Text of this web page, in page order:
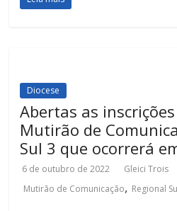
Diocese
Abertas as
Mutirão de
Sul 3 que ocorrerá
6 de outubro de 2022 Gleici Trois
Mutirão de Comunicação, Regional